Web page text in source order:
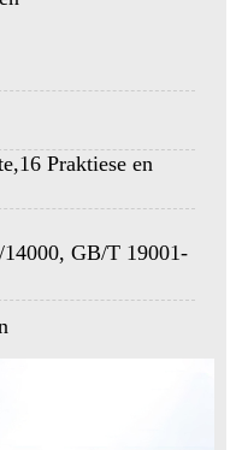
16 Praktiese en
GB/T 19001-